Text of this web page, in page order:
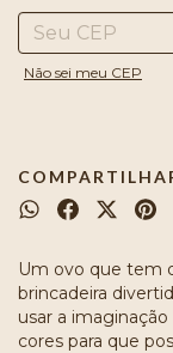
Não sei meu CEP
Um ovo que tem
brincadeira
usar a
cores para que